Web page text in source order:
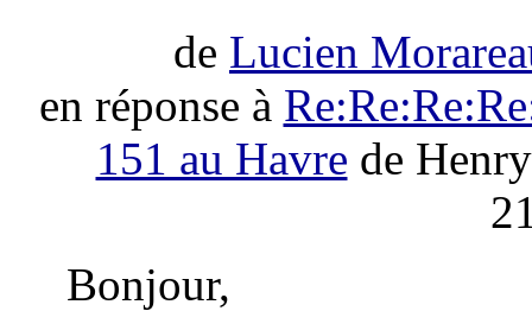
de Lucien
en réponse à
151 au Havre de
Bonjour,